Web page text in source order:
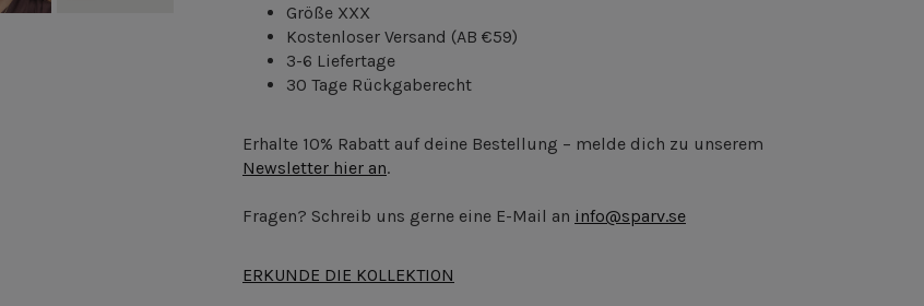
Größe XXX
Kostenloser Versand (AB €59)
3-6 Liefertage
30 Tage Rückgaberecht
Erhalte 10% Rabatt auf deine Bestellung – melde dich zu unserem
Newsletter hier an.
Fragen? Schreib uns gerne eine E-Mail an info@sparv.se
ERKUNDE DIE KOLLEKTION